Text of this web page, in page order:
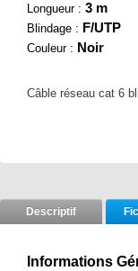
Longueur : 3 m
Blindage : F/UTP
Couleur : Noir
Câble réseau cat 6
Descriptif
Informations